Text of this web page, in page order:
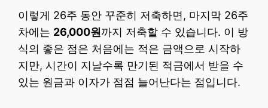
이렇게 26주 동안 꾸준히 저축하면, 마지막 26주
차에는 26,000원까지 저축할 수 있습니다. 이 방
식의 좋은 점은 처음에는 적은 금액으로 시작하
지만, 시간이 지날수록 만기된 적금에서 받을 수
있는 원금과 이자가 점점 늘어난다는 점입니다.